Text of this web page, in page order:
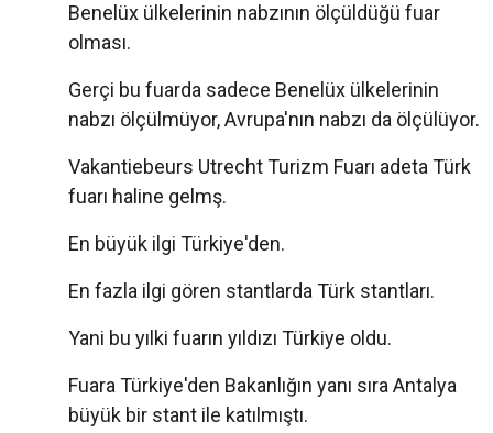
Benelüx ülkelerinin nabzının ölçüldüğü fuar
olması.
Gerçi bu fuarda sadece Benelüx ülkelerinin
nabzı ölçülmüyor, Avrupa'nın nabzı da ölçülüyor.
Vakantiebeurs Utrecht Turizm Fuarı adeta Türk
fuarı haline gelmş.
En büyük ilgi Türkiye'den.
En fazla ilgi gören stantlarda Türk stantları.
Yani bu yılki fuarın yıldızı Türkiye oldu.
Fuara Türkiye'den Bakanlığın yanı sıra Antalya
büyük bir stant ile katılmıştı.